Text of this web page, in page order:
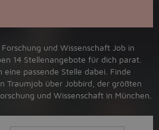
und Wissenschaft Job in
‪14‬ Stellenangebote für dich parat.
eine passende Stelle dabei. Finde
Traumjob über ‪Jobbird‬, der größten
und Wissenschaft in ‪München‬.